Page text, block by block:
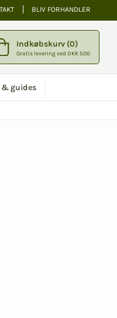
BLIV FORHANDLER
Indkøbskurv (0)
Gratis levering ved DKK 500
& guides